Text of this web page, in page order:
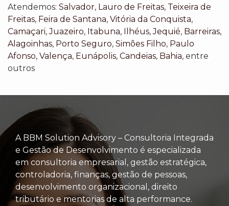
Atendemos: Salvador, Lauro de Freitas, Teixeira de
Freitas, Feira de Santana, Vitória da Conquista,
Camaçari,Juazeiro, Itabuna, Ilhéus,Jequié, Barreiras,
Alagoinhas, Porto Seguro, Simões Filho, Paulo
Afonso, Valença, Eunápolis, Candeias, Bahia, entre
outros
A BBM Solution Advisory – Consultoria Integrada
e Gestão de Desenvolvimento é especializada
em consultoria empresarial, gestão estratégica,
controladoria, finanças, gestão de pessoas,
desenvolvimento organizacional, direito
tributário e mentorias de alta performance.